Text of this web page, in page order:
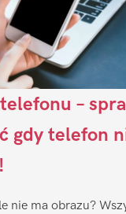
–
gdy telefon
nie ma obrazu?